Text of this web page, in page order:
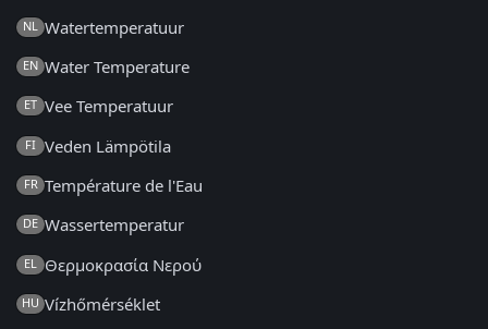
NL Watertemperatuur
EN Water Temperature
ET Vee Temperatuur
FI Veden Lämpötila
FR Température de l'Eau
DE Wassertemperatur
EL Θερμοκρασία Νερού
HU Vízhőmérséklet